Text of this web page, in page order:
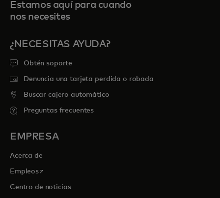
Estamos aquí para cuando
nos necesites
¿NECESITAS AYUDA?
Obtén soporte
Denuncia una tarjeta perdida o robada
Buscar cajero automático
Preguntas frecuentes
EMPRESA
Acerca de
Empleosse abre en una pestaña nueva
Centro de noticias